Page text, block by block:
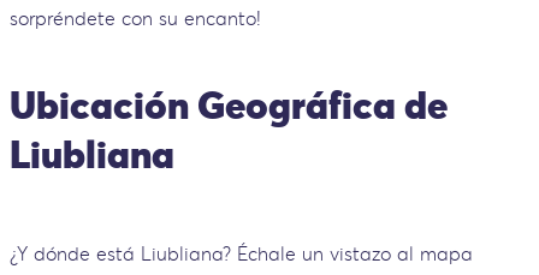
sorpréndete con su encanto!
Ubicación Geográfica de
Liubliana
¿Y dónde está Liubliana? Échale un vistazo al mapa